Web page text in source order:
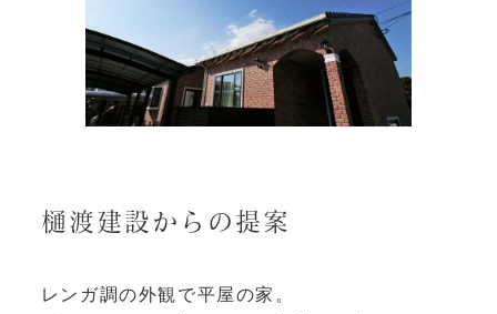
樋渡建設からの提案
レンガ調の外観で平屋の家。